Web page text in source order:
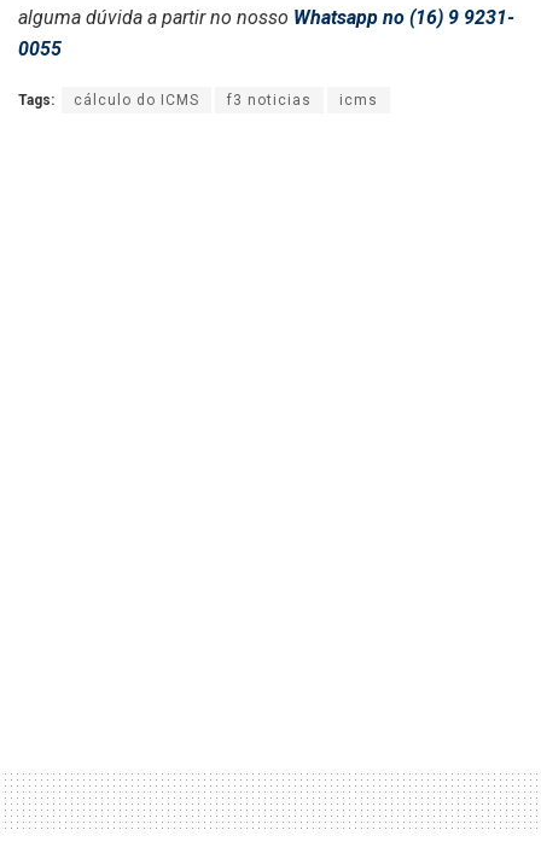
alguma dúvida a partir no nosso Whatsapp no (16) 9 9231-
0055
Tags: cálculo do ICMS f3 noticias icms